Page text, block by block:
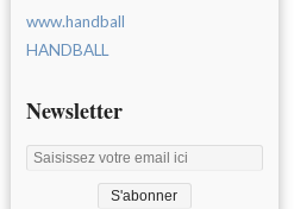
www.handball
HANDBALL
Newsletter